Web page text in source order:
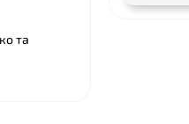
та